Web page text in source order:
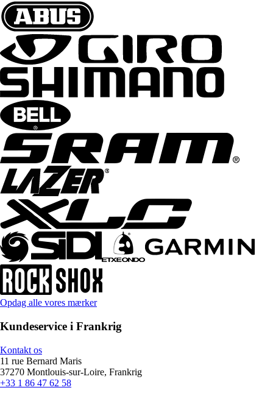
Opdag alle vores mærker
Kundeservice i Frankrig
Kontakt os
11 rue Bernard Maris
37270 Montlouis-sur-Loire, Frankrig
+33 1 86 47 62 58